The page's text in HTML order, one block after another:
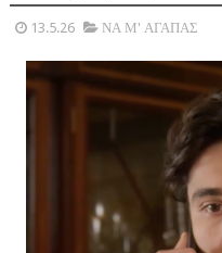
13.5.26 ΝΑ Μ' ΑΓΑΠΑΣ